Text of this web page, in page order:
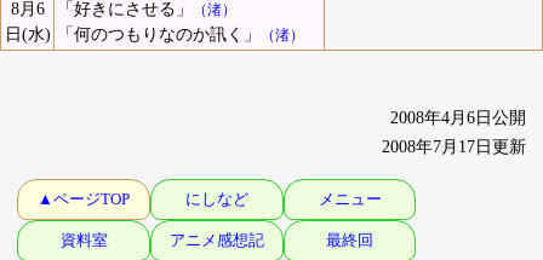
8月6
日(水)
「好きにさせる」 （渚）
「何のつもりなのか訊く」 （渚）
2008年4月6日公開
2008年7月17日更新
▲ページTOP にしなど メニュー
資料室 アニメ感想記 最終回